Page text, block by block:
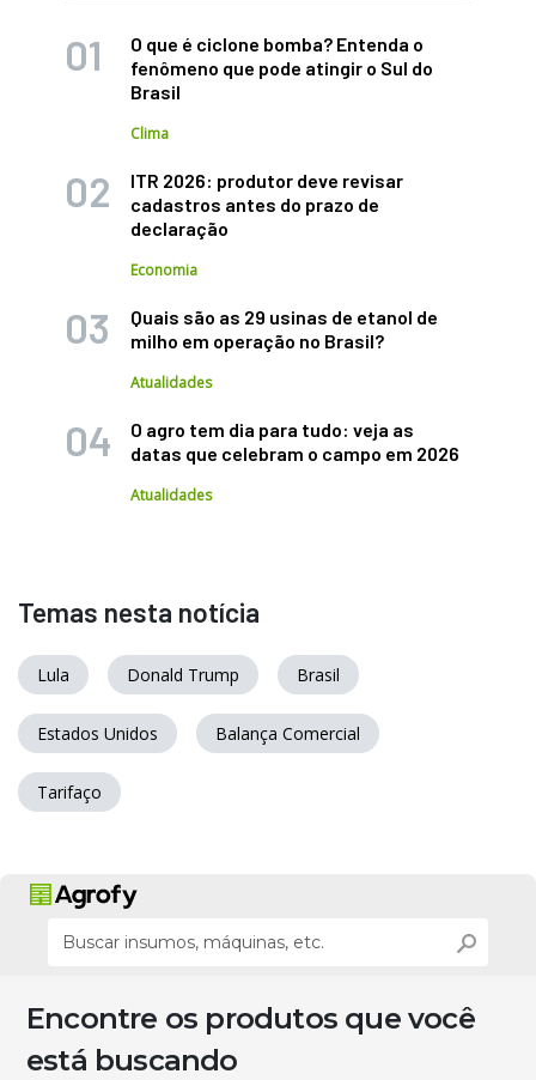
O que é ciclone bomba? Entenda o
fenômeno que pode atingir o Sul do
Brasil
Clima
ITR 2026: produtor deve revisar
cadastros antes do prazo de
declaração
Economia
Quais são as 29 usinas de etanol de
milho em operação no Brasil?
Atualidades
O agro tem dia para tudo: veja as
datas que celebram o campo em 2026
Atualidades
Temas nesta notícia
Lula Donald Trump Brasil
Estados Unidos Balança Comercial
Tarifaço
Encontre os produtos que você
está buscando